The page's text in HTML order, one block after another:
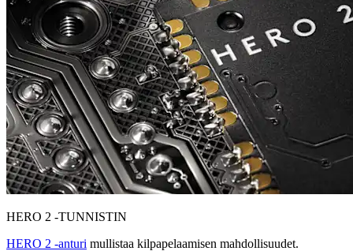
HERO 2 -TUNNISTIN
HERO 2 -anturi mullistaa kilpapelaamisen mahdollisuudet.